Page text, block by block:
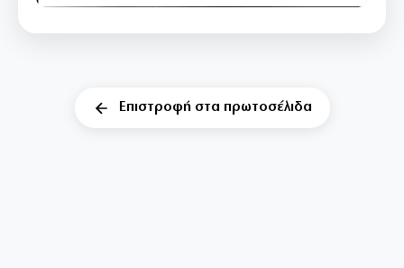
Επιστροφή στα πρωτοσέλιδα